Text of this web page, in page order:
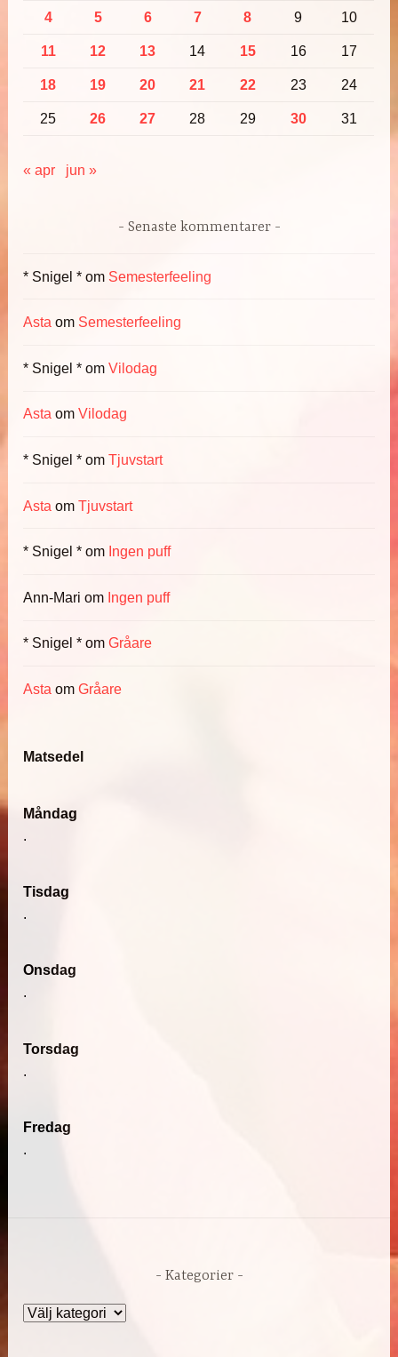
4 5 6 7 8 9 10
11 12 13 14 15 16 17
18 19 20 21 22 23 24
25 26 27 28 29 30 31
« apr jun »
Senaste kommentarer
* Snigel * om Semesterfeeling
Asta om Semesterfeeling
* Snigel * omVilodag
Asta omVilodag
* Snigel * omTjuvstart
Asta omTjuvstart
* Snigel * om Ingen puff
Ann-Mari om Ingen puff
* Snigel * omGråare
Asta omGråare
Matsedel
Måndag
.
Tisdag
.
Onsdag
.
Torsdag
.
Fredag
.
Kategorier
Kategorier